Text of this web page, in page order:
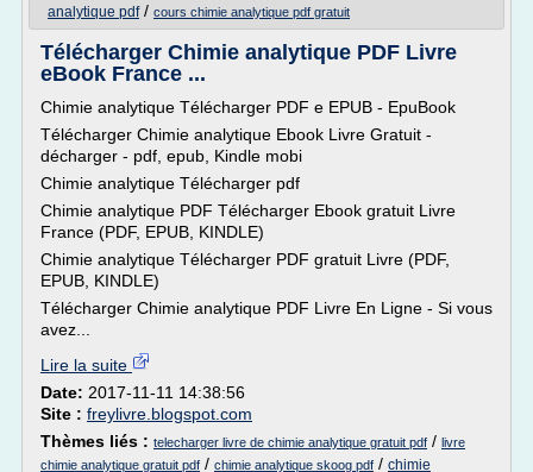
analytique pdf/ cours chimie analytique pdf gratuit
Télécharger Chimie analytique PDF Livre
eBook France ...
Chimie analytique Télécharger PDF e EPUB - EpuBook
Télécharger Chimie analytique Ebook Livre Gratuit -
décharger - pdf, epub, Kindle mobi
Chimie analytique Télécharger pdf
Chimie analytique PDF Télécharger Ebook gratuit Livre
France (PDF, EPUB, KINDLE)
Chimie analytique Télécharger PDF gratuit Livre (PDF,
EPUB, KINDLE)
Télécharger Chimie analytique PDF Livre En Ligne - Si vous
avez...
Lire la suite
Date: 2017-11-11 14:38:56
Site : freylivre.blogspot.com
Thèmes liés : telecharger livre de chimie analytique gratuit pdf / livre
chimie analytique gratuit pdf / chimie analytique skoog pdf / chimie